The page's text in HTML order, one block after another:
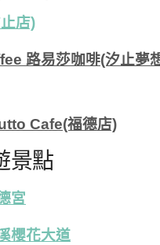
店)
路易莎咖啡(汐止夢
Cafe(福德店)
景點
宮
櫻花大道